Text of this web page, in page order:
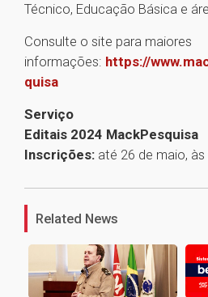
Técnico, Educação Básica e
Consulte o site para maiores
informações: https://
quisa
Serviço
Editais 2024 MackPesquisa
Inscrições: até 26 de maio, às
1
Related News